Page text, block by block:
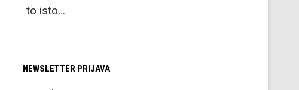
to isto…
NEWSLETTER PRIJAVA